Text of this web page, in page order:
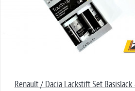
Renault / Dacia Lackstift Set